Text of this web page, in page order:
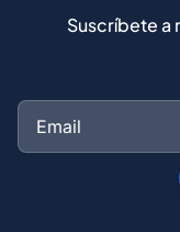
Suscríbete a